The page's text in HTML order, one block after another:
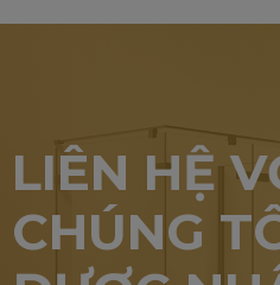
LIÊN HỆ
CHÚNG